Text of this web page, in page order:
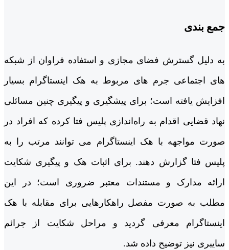
جمع بندی
به دلیل گسترش فضای مجازی و استفاده فراوان از شبکه
های اجتماعی جرم های مربوط به هک اینستاگرام بسیار
افزایش یافته است؛ برای پیشگیری و پیگیری چنین مسائلی
نهاد قضایی اقدام به راه‌‌اندازی پلیس فتا کرده که افراد در
صورت مواجهه با هک اینستاگرام می توانند مرتب را به
پلیس فتا گزارش دهند. برای اثبات هک و پیگیری شکایت
ارائه مدارک و مستندات معتبر ضروری است؛ در این
مطلب به صورت مفصل راهکارهایی برای مقابله با هک
اینستاگرام معرفی گردید و مراحل شکایت از جرائم
سایبری نیز توضیح داده شد.